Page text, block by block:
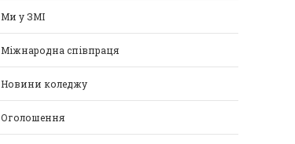
Ми у ЗМІ
Міжнародна співпраця
Новини коледжу
Оголошення